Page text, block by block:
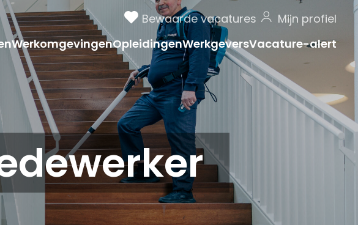
Bewaarde vacatures
Mijn profiel
WerkomgevingenOpleidingenWerkgeversVacature-alert